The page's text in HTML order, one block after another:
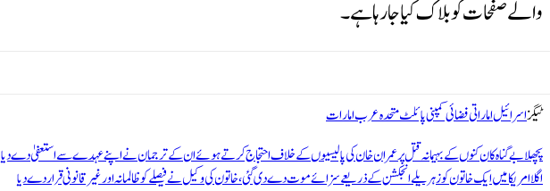
والے صفحات کو بلاک کیا جا رہا ہے۔
ٹیگزاسرائیلاماراتی فضائی کمپنیپائلٹمتحدہ عرب امارات
پچھلابے گناہ کان کنوں کے بہیمانہ قتل پر عمران خان کی پالیسیوں کے خلاف احتجاج کرتے ہوئے ان کے ترجمان نے اپنے عہدے سے استعفیٰ دے دیا
اگلاامریکا میں ایک خاتون کو زہریلے انجکشن کے ذریعے سزائے موت دے دی گئی، خاتون کی وکیل نے فیصلے کو ظالمانہ اور غیر قانونی قرار دے دیا